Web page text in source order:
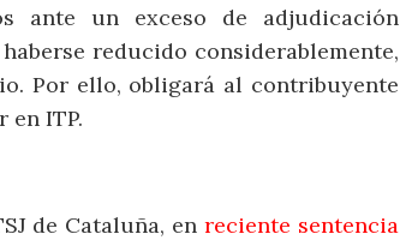
ante un exceso de adjudicación
reducido considerablemente,
Por ello, obligará al contribuyente
en ITP.
de Cataluña, en reciente sentencia